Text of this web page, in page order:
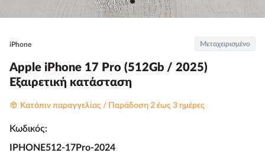
iPhone Μεταχειρισμένο
Apple iPhone 17 Pro (512Gb / 2025)
Εξαιρετική κατάσταση
Κατόπιν παραγγελίας / Παράδοση 2 έως 3 ημέρες
Κωδικός:
IPHONE512-17Pro-2024